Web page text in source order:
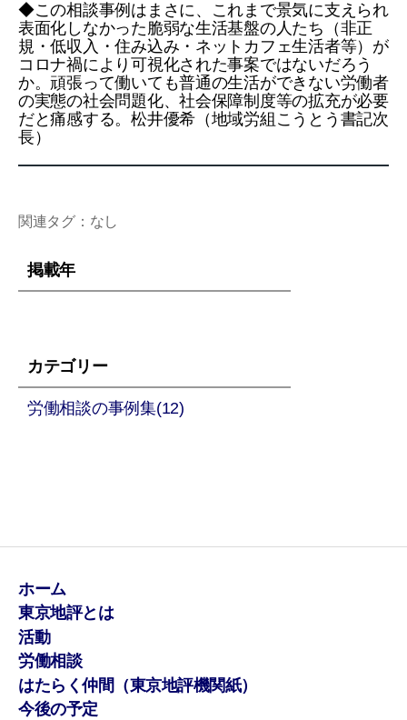
◆この相談事例はまさに、これまで景気に支えられ
表面化しなかった脆弱な生活基盤の人たち（非正
規・低収入・住み込み・ネットカフェ生活者等）が
コロナ禍により可視化された事案ではないだろう
か。頑張って働いても普通の生活ができない労働者
の実態の社会問題化、社会保障制度等の拡充が必要
だと痛感する。松井優希（地域労組こうとう書記次
長）
関連タグ：なし
掲載年
カテゴリー
労働相談の事例集(12)
ホーム
東京地評とは
活動
労働相談
はたらく仲間（東京地評機関紙）
今後の予定